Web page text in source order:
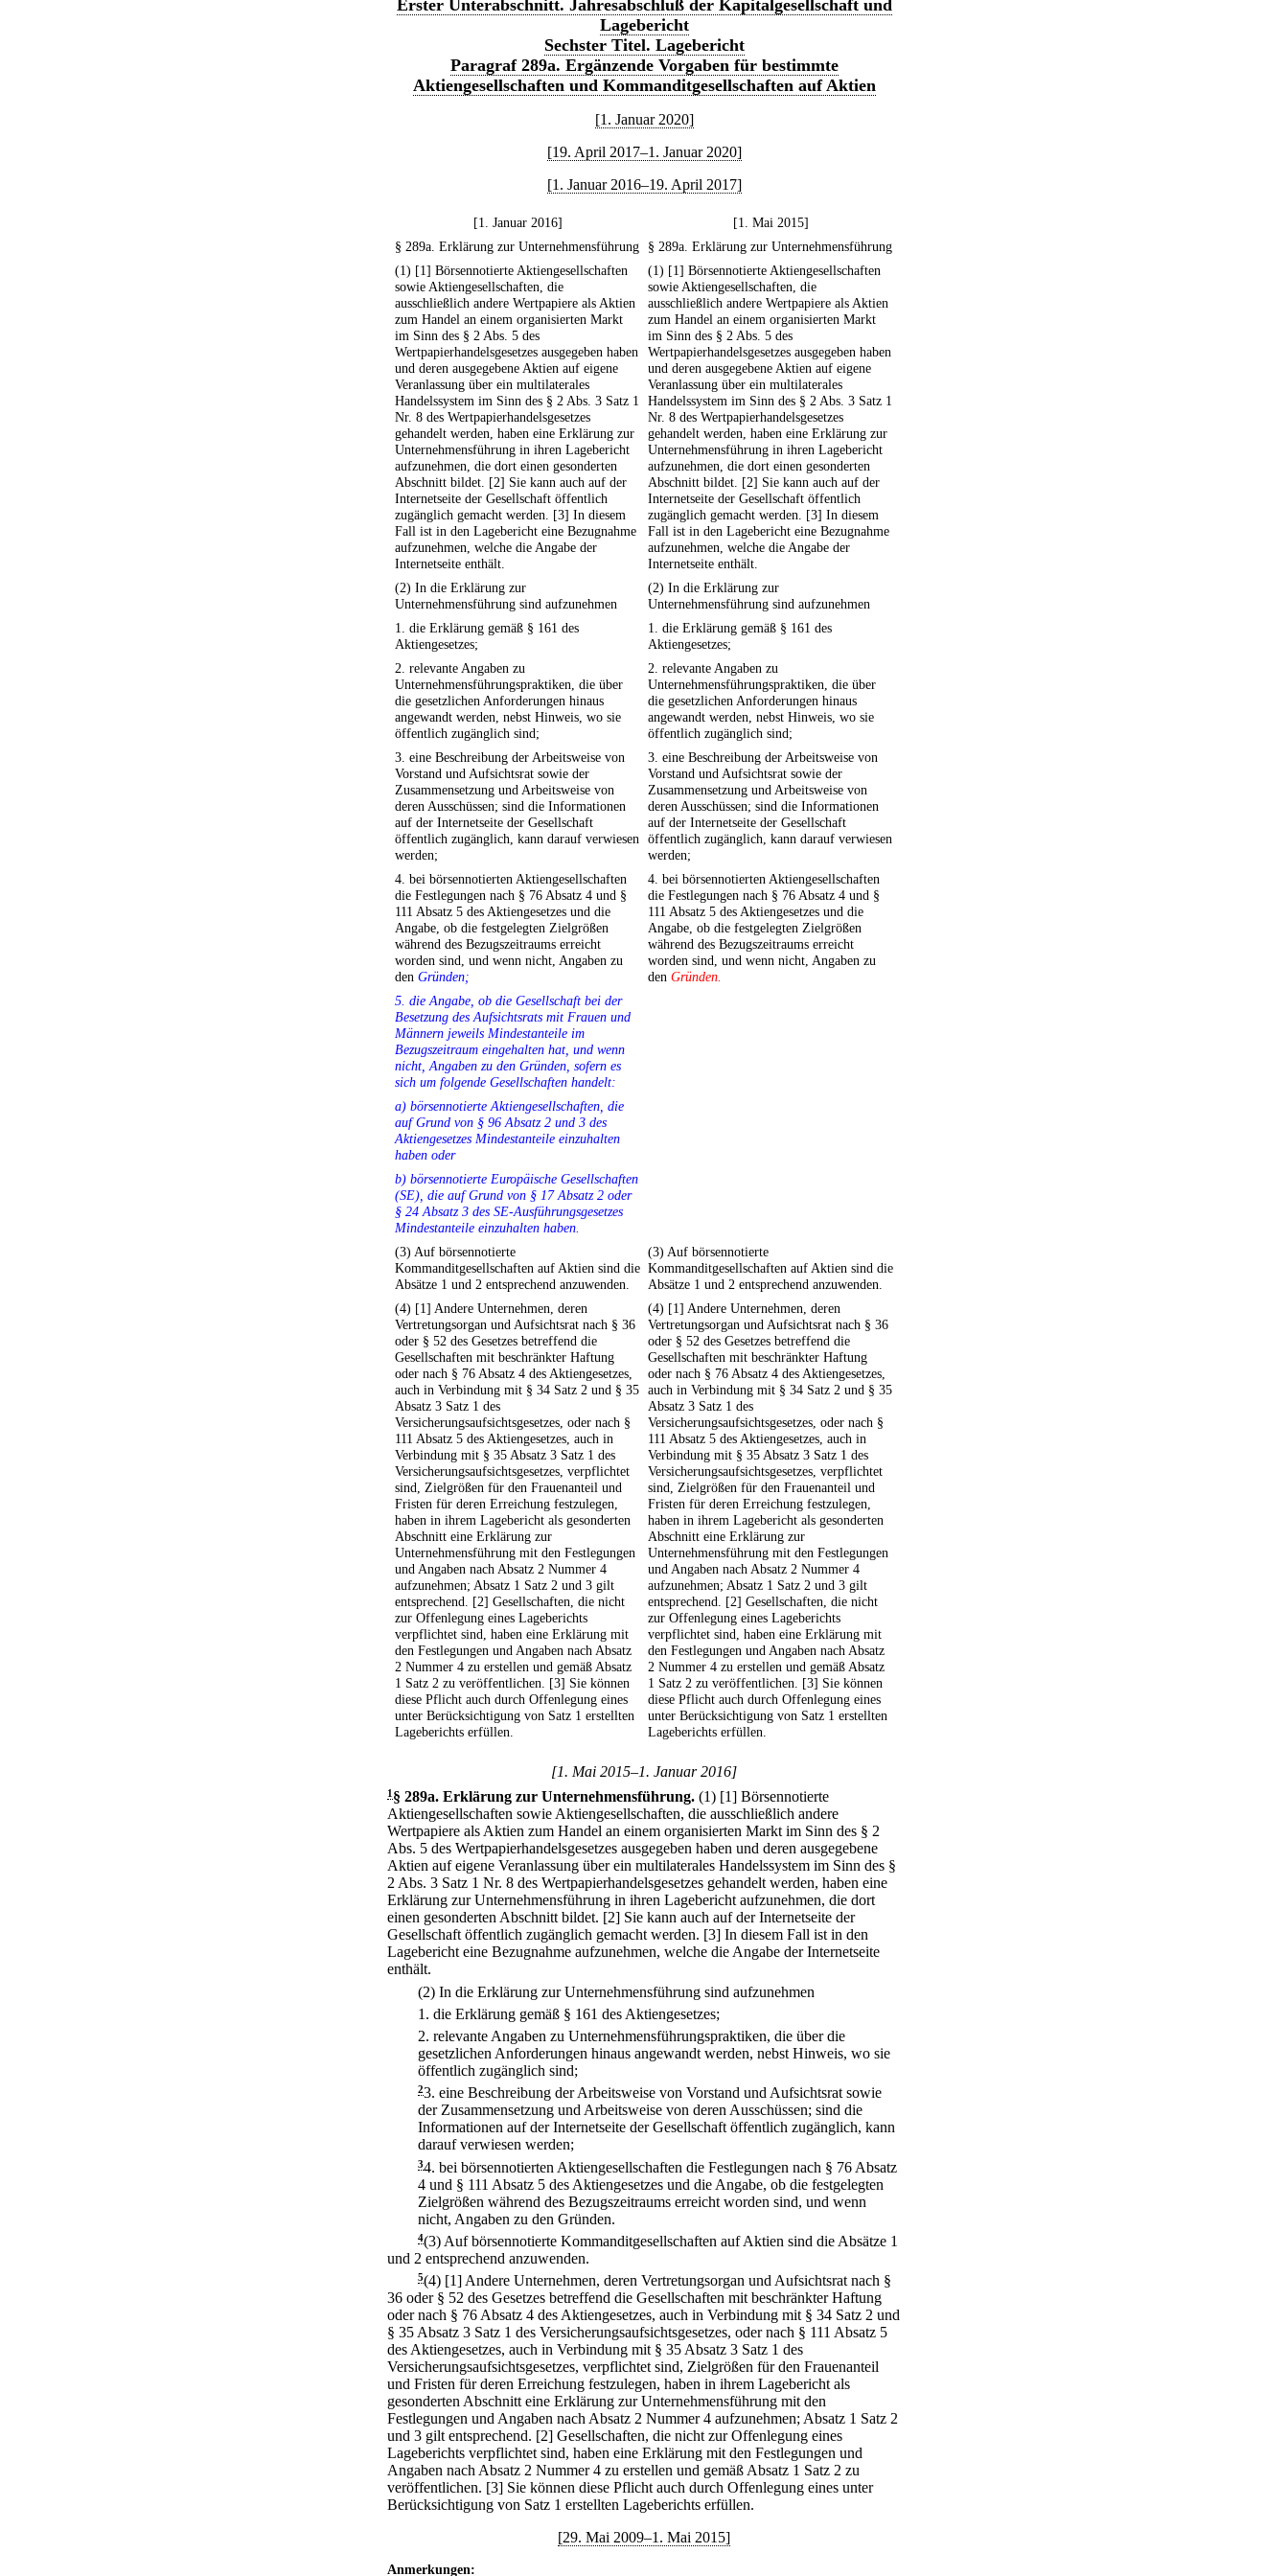
Erster Unterabschnitt. Jahresabschluß der Kapitalgesellschaft und
Lagebericht
Sechster Titel. Lagebericht
Paragraf 289a. Ergänzende Vorgaben für bestimmte
Aktiengesellschaften und Kommanditgesellschaften auf Aktien
[1. Januar 2020]
[19. April 2017–1. Januar 2020]
[1. Januar 2016–19. April 2017]
[1. Januar 2016]
[1. Mai 2015]
§ 289a. Erklärung zur Unternehmensführung
§ 289a. Erklärung zur Unternehmensführung
(1) [1] Börsennotierte Aktiengesellschaften
sowie Aktiengesellschaften, die
ausschließlich andere Wertpapiere als Aktien
zum Handel an einem organisierten Markt
im Sinn des § 2 Abs. 5 des
Wertpapierhandelsgesetzes ausgegeben haben
und deren ausgegebene Aktien auf eigene
Veranlassung über ein multilaterales
Handelssystem im Sinn des § 2 Abs. 3 Satz 1
Nr. 8 des Wertpapierhandelsgesetzes
gehandelt werden, haben eine Erklärung zur
Unternehmensführung in ihren Lagebericht
aufzunehmen, die dort einen gesonderten
Abschnitt bildet. [2] Sie kann auch auf der
Internetseite der Gesellschaft öffentlich
zugänglich gemacht werden. [3] In diesem
Fall ist in den Lagebericht eine Bezugnahme
aufzunehmen, welche die Angabe der
Internetseite enthält.
(1) [1] Börsennotierte Aktiengesellschaften
sowie Aktiengesellschaften, die
ausschließlich andere Wertpapiere als Aktien
zum Handel an einem organisierten Markt
im Sinn des § 2 Abs. 5 des
Wertpapierhandelsgesetzes ausgegeben haben
und deren ausgegebene Aktien auf eigene
Veranlassung über ein multilaterales
Handelssystem im Sinn des § 2 Abs. 3 Satz 1
Nr. 8 des Wertpapierhandelsgesetzes
gehandelt werden, haben eine Erklärung zur
Unternehmensführung in ihren Lagebericht
aufzunehmen, die dort einen gesonderten
Abschnitt bildet. [2] Sie kann auch auf der
Internetseite der Gesellschaft öffentlich
zugänglich gemacht werden. [3] In diesem
Fall ist in den Lagebericht eine Bezugnahme
aufzunehmen, welche die Angabe der
Internetseite enthält.
(2) In die Erklärung zur
Unternehmensführung sind aufzunehmen
(2) In die Erklärung zur
Unternehmensführung sind aufzunehmen
1. die Erklärung gemäß § 161 des
Aktiengesetzes;
1. die Erklärung gemäß § 161 des
Aktiengesetzes;
2. relevante Angaben zu
Unternehmensführungspraktiken, die über
die gesetzlichen Anforderungen hinaus
angewandt werden, nebst Hinweis, wo sie
öffentlich zugänglich sind;
2. relevante Angaben zu
Unternehmensführungspraktiken, die über
die gesetzlichen Anforderungen hinaus
angewandt werden, nebst Hinweis, wo sie
öffentlich zugänglich sind;
3. eine Beschreibung der Arbeitsweise von
Vorstand und Aufsichtsrat sowie der
Zusammensetzung und Arbeitsweise von
deren Ausschüssen; sind die Informationen
auf der Internetseite der Gesellschaft
öffentlich zugänglich, kann darauf verwiesen
werden;
3. eine Beschreibung der Arbeitsweise von
Vorstand und Aufsichtsrat sowie der
Zusammensetzung und Arbeitsweise von
deren Ausschüssen; sind die Informationen
auf der Internetseite der Gesellschaft
öffentlich zugänglich, kann darauf verwiesen
werden;
4. bei börsennotierten Aktiengesellschaften
die Festlegungen nach § 76 Absatz 4 und §
111 Absatz 5 des Aktiengesetzes und die
Angabe, ob die festgelegten Zielgrößen
während des Bezugszeitraums erreicht
worden sind, und wenn nicht, Angaben zu
den Gründen;
4. bei börsennotierten Aktiengesellschaften
die Festlegungen nach § 76 Absatz 4 und §
111 Absatz 5 des Aktiengesetzes und die
Angabe, ob die festgelegten Zielgrößen
während des Bezugszeitraums erreicht
worden sind, und wenn nicht, Angaben zu
den Gründen.
5. die Angabe, ob die Gesellschaft bei der
Besetzung des Aufsichtsrats mit Frauen und
Männern jeweils Mindestanteile im
Bezugszeitraum eingehalten hat, und wenn
nicht, Angaben zu den Gründen, sofern es
sich um folgende Gesellschaften handelt:
a) börsennotierte Aktiengesellschaften, die
auf Grund von § 96 Absatz 2 und 3 des
Aktiengesetzes Mindestanteile einzuhalten
haben oder
b) börsennotierte Europäische Gesellschaften
(SE), die auf Grund von § 17 Absatz 2 oder
§ 24 Absatz 3 des SE-Ausführungsgesetzes
Mindestanteile einzuhalten haben.
(3) Auf börsennotierte
Kommanditgesellschaften auf Aktien sind die
Absätze 1 und 2 entsprechend anzuwenden.
(3) Auf börsennotierte
Kommanditgesellschaften auf Aktien sind die
Absätze 1 und 2 entsprechend anzuwenden.
(4) [1] Andere Unternehmen, deren
Vertretungsorgan und Aufsichtsrat nach § 36
oder § 52 des Gesetzes betreffend die
Gesellschaften mit beschränkter Haftung
oder nach § 76 Absatz 4 des Aktiengesetzes,
auch in Verbindung mit § 34 Satz 2 und § 35
Absatz 3 Satz 1 des
Versicherungsaufsichtsgesetzes, oder nach §
111 Absatz 5 des Aktiengesetzes, auch in
Verbindung mit § 35 Absatz 3 Satz 1 des
Versicherungsaufsichtsgesetzes, verpflichtet
sind, Zielgrößen für den Frauenanteil und
Fristen für deren Erreichung festzulegen,
haben in ihrem Lagebericht als gesonderten
Abschnitt eine Erklärung zur
Unternehmensführung mit den Festlegungen
und Angaben nach Absatz 2 Nummer 4
aufzunehmen; Absatz 1 Satz 2 und 3 gilt
entsprechend. [2] Gesellschaften, die nicht
zur Offenlegung eines Lageberichts
verpflichtet sind, haben eine Erklärung mit
den Festlegungen und Angaben nach Absatz
2 Nummer 4 zu erstellen und gemäß Absatz
1 Satz 2 zu veröffentlichen. [3] Sie können
diese Pflicht auch durch Offenlegung eines
unter Berücksichtigung von Satz 1 erstellten
Lageberichts erfüllen.
(4) [1] Andere Unternehmen, deren
Vertretungsorgan und Aufsichtsrat nach § 36
oder § 52 des Gesetzes betreffend die
Gesellschaften mit beschränkter Haftung
oder nach § 76 Absatz 4 des Aktiengesetzes,
auch in Verbindung mit § 34 Satz 2 und § 35
Absatz 3 Satz 1 des
Versicherungsaufsichtsgesetzes, oder nach §
111 Absatz 5 des Aktiengesetzes, auch in
Verbindung mit § 35 Absatz 3 Satz 1 des
Versicherungsaufsichtsgesetzes, verpflichtet
sind, Zielgrößen für den Frauenanteil und
Fristen für deren Erreichung festzulegen,
haben in ihrem Lagebericht als gesonderten
Abschnitt eine Erklärung zur
Unternehmensführung mit den Festlegungen
und Angaben nach Absatz 2 Nummer 4
aufzunehmen; Absatz 1 Satz 2 und 3 gilt
entsprechend. [2] Gesellschaften, die nicht
zur Offenlegung eines Lageberichts
verpflichtet sind, haben eine Erklärung mit
den Festlegungen und Angaben nach Absatz
2 Nummer 4 zu erstellen und gemäß Absatz
1 Satz 2 zu veröffentlichen. [3] Sie können
diese Pflicht auch durch Offenlegung eines
unter Berücksichtigung von Satz 1 erstellten
Lageberichts erfüllen.
[1. Mai 2015–1. Januar 2016]
1§ 289a. Erklärung zur Unternehmensführung. (1) [1] Börsennotierte
Aktiengesellschaften sowie Aktiengesellschaften, die ausschließlich andere
Wertpapiere als Aktien zum Handel an einem organisierten Markt im Sinn des § 2
Abs. 5 des Wertpapierhandelsgesetzes ausgegeben haben und deren ausgegebene
Aktien auf eigene Veranlassung über ein multilaterales Handelssystem im Sinn des §
2 Abs. 3 Satz 1 Nr. 8 des Wertpapierhandelsgesetzes gehandelt werden, haben eine
Erklärung zur Unternehmensführung in ihren Lagebericht aufzunehmen, die dort
einen gesonderten Abschnitt bildet. [2] Sie kann auch auf der Internetseite der
Gesellschaft öffentlich zugänglich gemacht werden. [3] In diesem Fall ist in den
Lagebericht eine Bezugnahme aufzunehmen, welche die Angabe der Internetseite
enthält.
(2) In die Erklärung zur Unternehmensführung sind aufzunehmen
1. die Erklärung gemäß § 161 des Aktiengesetzes;
2. relevante Angaben zu Unternehmensführungspraktiken, die über die
gesetzlichen Anforderungen hinaus angewandt werden, nebst Hinweis, wo sie
öffentlich zugänglich sind;
23. eine Beschreibung der Arbeitsweise von Vorstand und Aufsichtsrat sowie
der Zusammensetzung und Arbeitsweise von deren Ausschüssen; sind die
Informationen auf der Internetseite der Gesellschaft öffentlich zugänglich, kann
darauf verwiesen werden;
34. bei börsennotierten Aktiengesellschaften die Festlegungen nach § 76 Absatz
4 und § 111 Absatz 5 des Aktiengesetzes und die Angabe, ob die festgelegten
Zielgrößen während des Bezugszeitraums erreicht worden sind, und wenn
nicht, Angaben zu den Gründen.
4(3) Auf börsennotierte Kommanditgesellschaften auf Aktien sind die Absätze 1
und 2 entsprechend anzuwenden.
5(4) [1] Andere Unternehmen, deren Vertretungsorgan und Aufsichtsrat nach §
36 oder § 52 des Gesetzes betreffend die Gesellschaften mit beschränkter Haftung
oder nach § 76 Absatz 4 des Aktiengesetzes, auch in Verbindung mit § 34 Satz 2 und
§ 35 Absatz 3 Satz 1 des Versicherungsaufsichtsgesetzes, oder nach § 111 Absatz 5
des Aktiengesetzes, auch in Verbindung mit § 35 Absatz 3 Satz 1 des
Versicherungsaufsichtsgesetzes, verpflichtet sind, Zielgrößen für den Frauenanteil
und Fristen für deren Erreichung festzulegen, haben in ihrem Lagebericht als
gesonderten Abschnitt eine Erklärung zur Unternehmensführung mit den
Festlegungen und Angaben nach Absatz 2 Nummer 4 aufzunehmen; Absatz 1 Satz 2
und 3 gilt entsprechend. [2] Gesellschaften, die nicht zur Offenlegung eines
Lageberichts verpflichtet sind, haben eine Erklärung mit den Festlegungen und
Angaben nach Absatz 2 Nummer 4 zu erstellen und gemäß Absatz 1 Satz 2 zu
veröffentlichen. [3] Sie können diese Pflicht auch durch Offenlegung eines unter
Berücksichtigung von Satz 1 erstellten Lageberichts erfüllen.
[29. Mai 2009–1. Mai 2015]
Anmerkungen: